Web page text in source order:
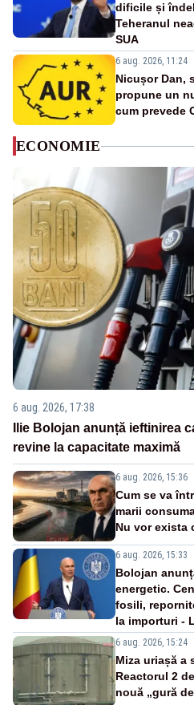
dificile și
Teheranul
SUA
6 aug. 2026, 11:24
Nicușor Dan,
propune un
cum prevede
ECONOMIE
6 aug. 2026, 17:38
Ilie Bolojan anunță ieftinirea
revine la capacitate maximă
6 aug. 2026, 15:36
Cum se va
marii
Nu vor exista
6 aug. 2026, 15:33
Bolojan
energetic.
fosili,
la importuri -
6 aug. 2026, 15:24
Miza uriașă a
Reactorul 2
nouă „gură